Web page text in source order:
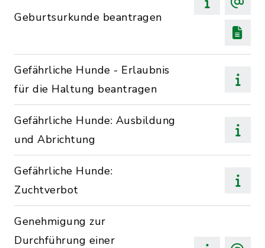
Geburtsurkunde beantragen
Gefährliche Hunde - Erlaubnis
für die Haltung beantragen
Gefährliche Hunde: Ausbildung
und Abrichtung
Gefährliche Hunde:
Zuchtverbot
Genehmigung zur
Durchführung einer